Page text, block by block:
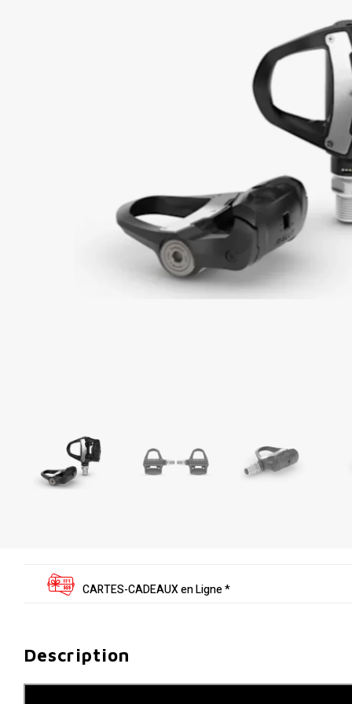
CARTES-CADEAUX en Ligne *
Description